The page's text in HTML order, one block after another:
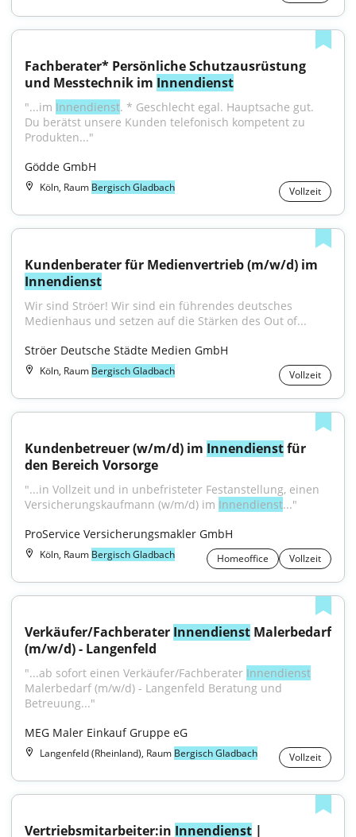
Fachberater* Persönliche Schutzausrüstung
und Messtechnik im Innendienst
"...im Innendienst. * Geschlecht egal. Hauptsache gut.
Du berätst unsere Kunden telefonisch kompetent zu
Produkten..."
Gödde GmbH
Köln, Raum Bergisch Gladbach Vollzeit
Innendienst
Wir sind Ströer! Wir sind ein führendes deutsches
Medienhaus und setzen auf die Stärken des Out of...
Ströer Deutsche Städte Medien GmbH
Köln, Raum Bergisch Gladbach Vollzeit
Kundenbetreuer (w/m/d) im Innendienst für
den Bereich Vorsorge
"...in Vollzeit und in unbefristeter Festanstellung, einen
Versicherungskaufmann (w/m/d) im Innendienst..."
ProService Versicherungsmakler GmbH
Köln, Raum Bergisch Gladbach Homeoffice Vollzeit
Verkäufer/Fachberater Innendienst Malerbedarf
(m/w/d) - Langenfeld
"...ab sofort einen Verkäufer/Fachberater Innendienst
Malerbedarf (m/w/d) - Langenfeld Beratung und
Betreuung..."
MEG Maler Einkauf Gruppe eG
Langenfeld (Rheinland), Raum Bergisch Gladbach Vollzeit
Vertriebsmitarbeiter:in Innendienst |